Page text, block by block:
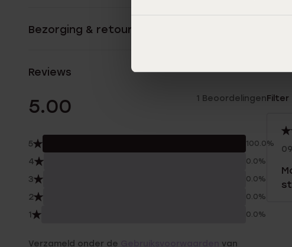
Bezorging & retourneren
Reviews
5.00 1 Beoordelingen
5 100.0%
4 0.0%
3 0.0%
2 0.0%
1 0.0%
Verzameld onder de
van
Filter